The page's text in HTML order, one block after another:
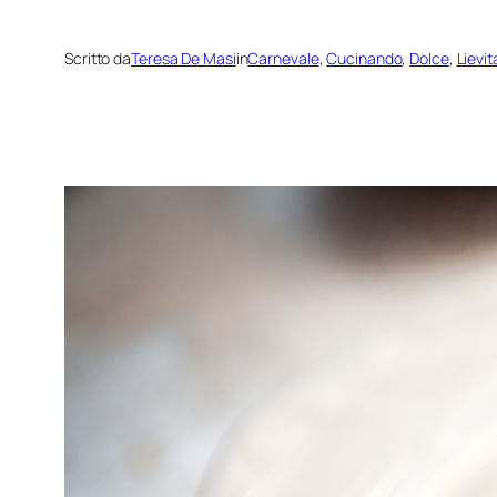
Scritto daTeresa De MasiinCarnevale, Cucinando, Dolce,